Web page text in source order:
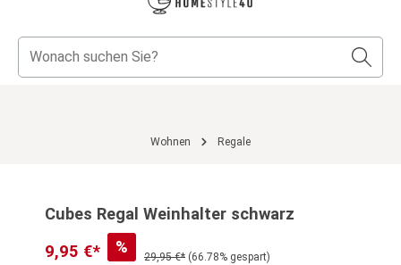
Wohnen Regale
Cubes Regal Weinhalter schwarz
9,95 €*
%
29,95 €* (66.78% gespart)